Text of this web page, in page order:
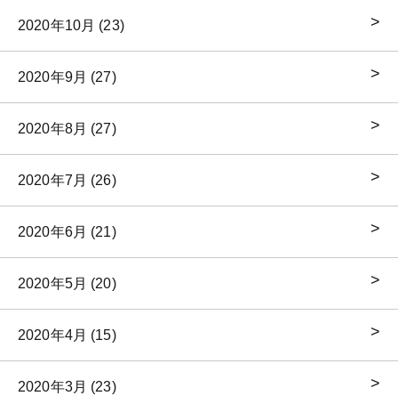
2020年10月 (23)
2020年9月 (27)
2020年8月 (27)
2020年7月 (26)
2020年6月 (21)
2020年5月 (20)
2020年4月 (15)
2020年3月 (23)